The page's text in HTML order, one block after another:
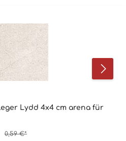
Lydd 4x4 cm arena für
0,59 €*